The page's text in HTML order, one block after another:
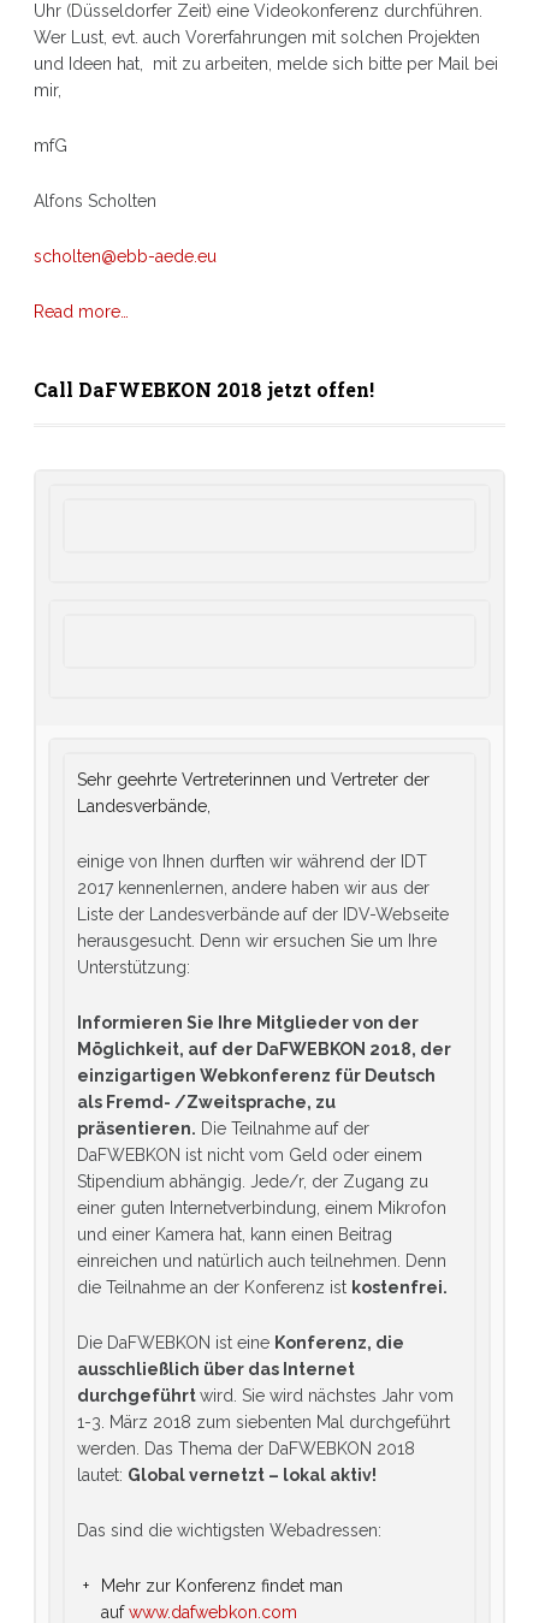
Uhr (Düsseldorfer Zeit) eine Videokonferenz durchführen.
Wer Lust, evt. auch Vorerfahrungen mit solchen Projekten
und Ideen hat, mit zu arbeiten, melde sich bitte per Mail bei
mir,
mfG
Alfons Scholten
scholten@ebb-aede.eu
Read more…
Call DaFWEBKON 2018 jetzt offen!
Sehr geehrte Vertreterinnen und Vertreter der
Landesverbände,
einige von Ihnen durften wir während der IDT
2017 kennenlernen, andere haben wir aus der
Liste der Landesverbände auf der IDV-Webseite
herausgesucht. Denn wir ersuchen Sie um Ihre
Unterstützung:
Informieren Sie Ihre Mitglieder von der
Möglichkeit, auf der DaFWEBKON 2018, der
einzigartigen Webkonferenz für Deutsch
als Fremd- /Zweitsprache, zu
präsentieren. Die Teilnahme auf der
DaFWEBKON ist nicht vom Geld oder einem
Stipendium abhängig. Jede/r, der Zugang zu
einer guten Internetverbindung, einem Mikrofon
und einer Kamera hat, kann einen Beitrag
einreichen und natürlich auch teilnehmen. Denn
die Teilnahme an der Konferenz ist kostenfrei.
Die DaFWEBKON ist eine Konferenz, die
ausschließlich über das Internet
durchgeführtwird. Sie wird nächstes Jahr vom
1-3. März 2018 zum siebenten Mal durchgeführt
werden. Das Thema der DaFWEBKON 2018
lautet: Global vernetzt – lokal aktiv!
Das sind die wichtigsten Webadressen:
Mehr zur Konferenz findet man
aufwww.dafwebkon.com